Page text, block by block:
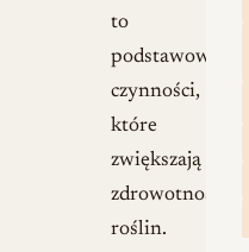
to
podstawowe
czynności,
które
zwiększają
zdrowotność
roślin.